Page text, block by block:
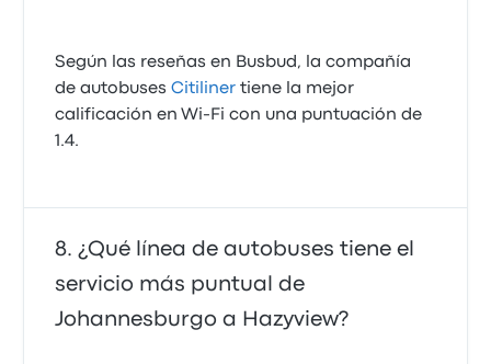
Según las reseñas en Busbud, la compañía
de autobusesCitiliner tiene la mejor
calificación en Wi‑Fi con una puntuación de
1.4.
¿Qué línea de autobuses tiene el
servicio más puntual de
Johannesburgo a Hazyview?